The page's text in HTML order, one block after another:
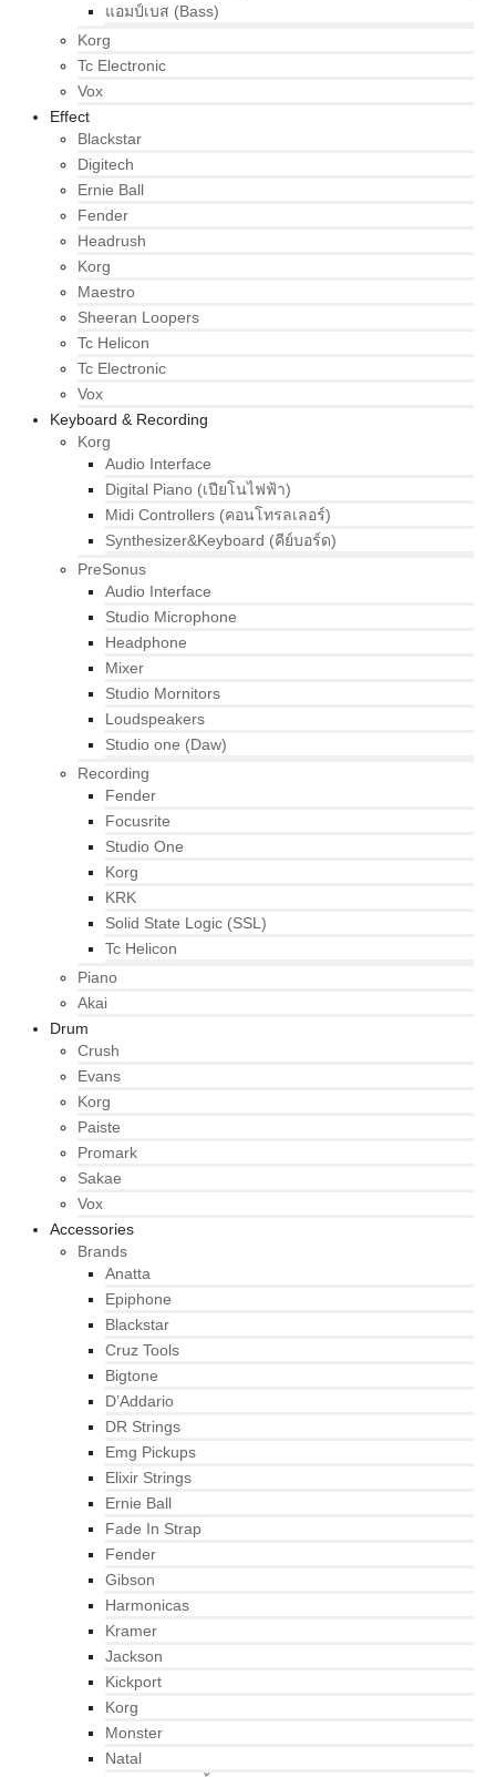
แอมป์เบส (Bass)
Korg
Tc Electronic
Vox
Effect
Blackstar
Digitech
Ernie Ball
Fender
Headrush
Korg
Maestro
Sheeran Loopers
Tc Helicon
Tc Electronic
Vox
Keyboard & Recording
Korg
Audio Interface
Digital Piano (เปียโนไฟฟ้า)
Midi Controllers (คอนโทรลเลอร์)
Synthesizer&Keyboard (คีย์บอร์ด)
PreSonus
Audio Interface
Studio Microphone
Headphone
Mixer
Studio Mornitors
Loudspeakers
Studio one (Daw)
Recording
Fender
Focusrite
Studio One
Korg
KRK
Solid State Logic (SSL)
Tc Helicon
Piano
Akai
Drum
Crush
Evans
Korg
Paiste
Promark
Sakae
Vox
Accessories
Brands
Anatta
Epiphone
Blackstar
Cruz Tools
Bigtone
D’Addario
DR Strings
Emg Pickups
Elixir Strings
Ernie Ball
Fade In Strap
Fender
Gibson
Harmonicas
Kramer
Jackson
Kickport
Korg
Monster
Natal